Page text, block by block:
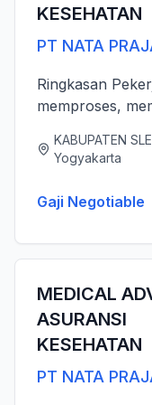
KESEHATAN
PT NATA
Ringkasan
memproses,
dan rawat jalan)
serta sesuai
KABUPATEN
Yogyakarta
Gaji Negotiable
MEDICAL
ASURANSI
KESEHATAN
PT NATA